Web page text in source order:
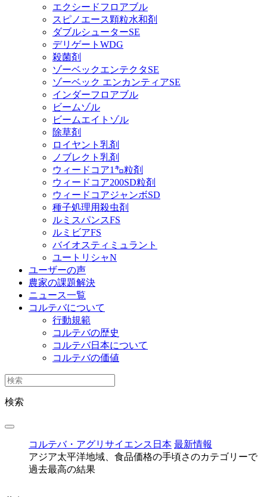
エクシードフロアブル
スピノエース顆粒水和剤
ダブルシューターSE
デリゲートWDG
殺菌剤
ゾーベックエンテクタSE
ゾーベック エンカンティアSE
インダーフロアブル
ビームゾル
ビームエイトゾル
除草剤
ロイヤント乳剤
ノブレクト乳剤
ウィードコア1㌔粒剤
ウィードコア200SD粒剤
ウィードコアジャンボSD
種子処理用殺虫剤
ルミスパンスFS
ルミビアFS
バイオスティミュラント
ユートリシャN
ユーザーの声
農家の課題解決
ニュース一覧
コルテバについて
行動規範
コルテバの歴史
コルテバ日本について
コルテバの価値
検索
コルテバ・アグリサイエンス日本 最新情報
アジア太平洋地域、食品価格の手頃さのカテゴリーで
過去最高の結果